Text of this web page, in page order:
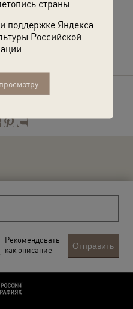
страны.
поддержке Яндекса
Российской
Знаменитости на
с этой фотографией.
Рекомендовать
как описание
Отправить